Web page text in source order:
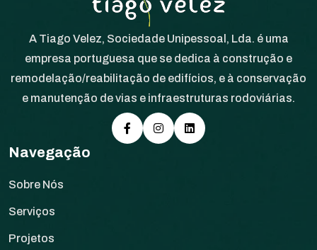
A Tiago Velez, Sociedade Unipessoal, Lda. é uma
empresa portuguesa que se dedica à construção e
remodelação/reabilitação de edifícios, e à conservação
e manutenção de vias e infraestruturas rodoviárias.
Navegação
Sobre Nós
Serviços
Projetos